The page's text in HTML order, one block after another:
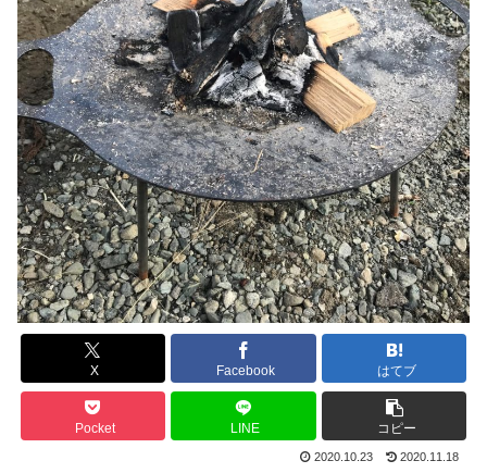
X Facebook はてブ
Pocket LINE コピー
2020.10.23 2020.11.18